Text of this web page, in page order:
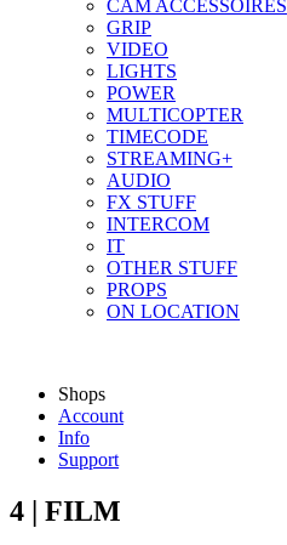
CAM ACCESSOIRES
GRIP
VIDEO
LIGHTS
POWER
MULTICOPTER
TIMECODE
STREAMING+
AUDIO
FX STUFF
INTERCOM
IT
OTHER STUFF
PROPS
ON LOCATION
Shops
Account
Info
Support
4 | FILM